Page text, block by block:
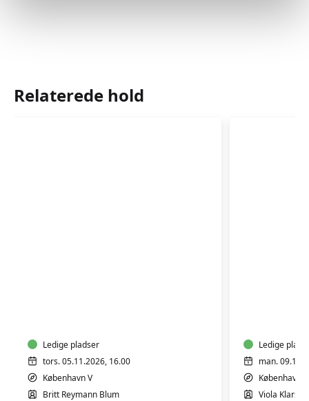
Relaterede hold
Ledige pladser
tors. 05.11.2026, 16.00
København V
Britt Reymann Blum
Ledige
man.
København V
Viola